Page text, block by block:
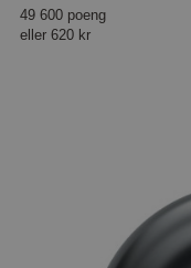
49 600 poeng
eller 620 kr